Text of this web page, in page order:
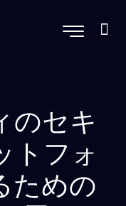
のセキ
トフォ
ための